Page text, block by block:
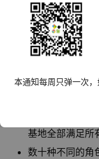
作为小白需
住，击败一
软件特点
基地全部满足所
数十种不同的角
本通知每周只弹一次